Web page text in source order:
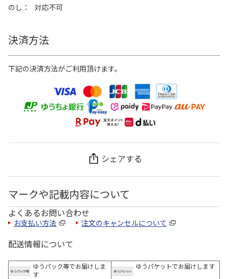
のし
対応不可
決済方法
下記の決済方法がご利用頂けます。
シェアする
マークや記載内容について
よくあるお問い合わせ
お支払い方法 注文のキャンセルについて
配送情報について
ゆうパック等でお届けしま
す
ゆうパケットでお届けします